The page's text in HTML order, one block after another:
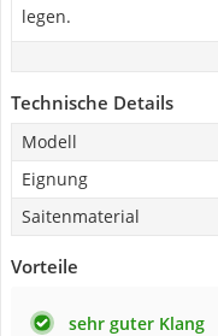
legen.
Technische Details
Modell
Eignung
Saitenmaterial
Vorteile
sehr guter Klang